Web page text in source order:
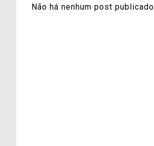
Não há nenhum post